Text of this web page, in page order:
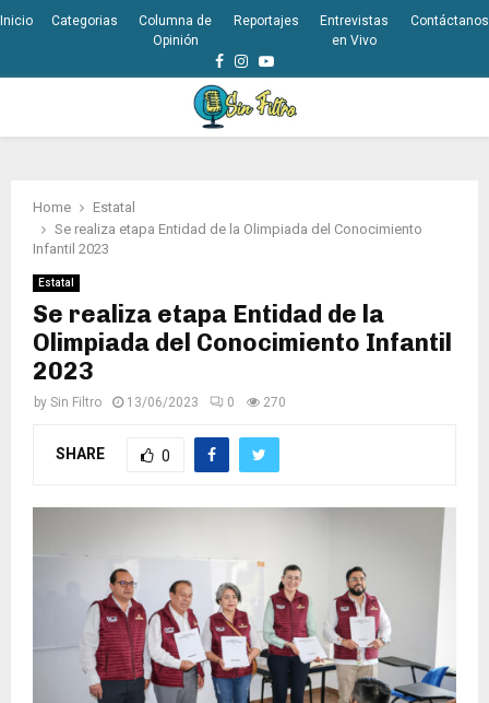
Inicio Categorias
Columna de
Opinión
Reportajes
Entrevistas
en Vivo
Contáctanos
Facebook
Instagram
Youtube
Home
Estatal
Se realiza etapa Entidad de la Olimpiada del Conocimiento
Infantil 2023
Estatal
Se realiza etapa Entidad de la
Olimpiada del Conocimiento Infantil
2023
by Sin Filtro 13/06/2023 0 270
SHARE 0